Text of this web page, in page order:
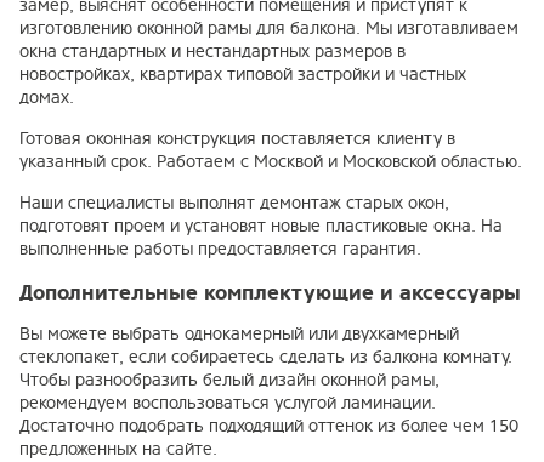
замер, выяснят особенности помещения и приступят к
изготовлению оконной рамы для балкона. Мы изготавливаем
окна стандартных и нестандартных размеров в
новостройках, квартирах типовой застройки и частных
домах.
Готовая оконная конструкция поставляется клиенту в
указанный срок. Работаем с Москвой и Московской областью.
Наши специалисты выполнят демонтаж старых окон,
подготовят проем и установят новые пластиковые окна. На
выполненные работы предоставляется гарантия.
Дополнительные комплектующие и аксессуары
Вы можете выбрать однокамерный или двухкамерный
стеклопакет, если собираетесь сделать из балкона комнату.
Чтобы разнообразить белый дизайн оконной рамы,
рекомендуем воспользоваться услугой ламинации.
Достаточно подобрать подходящий оттенок из более чем 150
предложенных на сайте.